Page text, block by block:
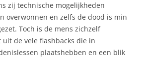
zij technische mogelijkheden
overwonnen en zelfs de dood is min
Toch is de mens zichzelf
de vele flashbacks die in
plaatshebben en een blik